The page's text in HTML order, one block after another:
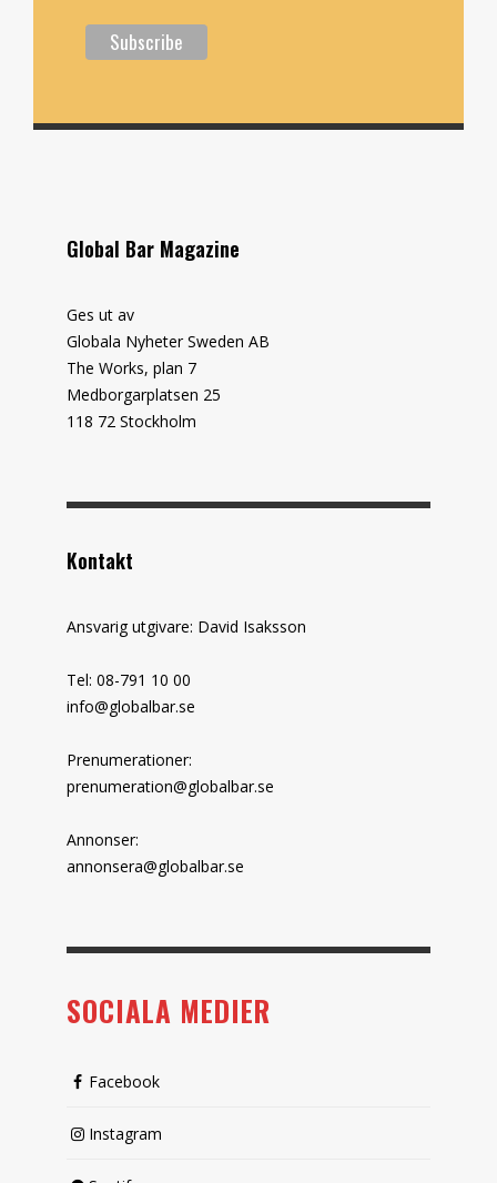
Global Bar Magazine
Ges ut av
Globala Nyheter Sweden AB
The Works, plan 7
Medborgarplatsen 25
118 72 Stockholm
Kontakt
Ansvarig utgivare: David Isaksson
Tel: 08-791 10 00
info@globalbar.se
Prenumerationer:
prenumeration@globalbar.se
Annonser:
annonsera@globalbar.se
SOCIALA MEDIER
Facebook
Instagram